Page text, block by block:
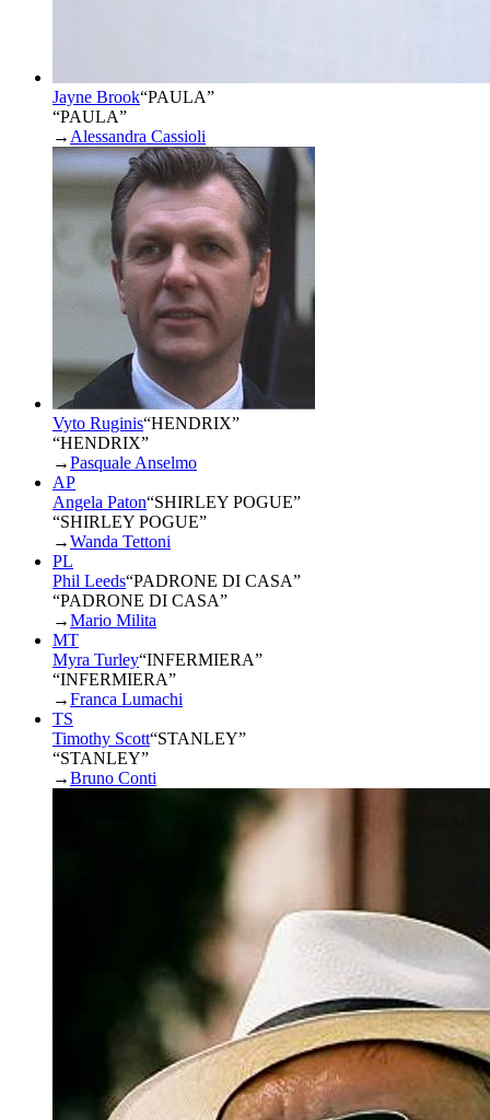
Jayne Brook“PAULA”
“PAULA”
→ Alessandra Cassioli
Vyto Ruginis“HENDRIX”
“HENDRIX”
→Pasquale Anselmo
AP
Angela Paton“SHIRLEY POGUE”
“SHIRLEY POGUE”
→Wanda Tettoni
PL
Phil Leeds“PADRONE DI CASA”
“PADRONE DI CASA”
→Mario Milita
MT
Myra Turley“INFERMIERA”
“INFERMIERA”
→Franca Lumachi
TS
Timothy Scott“STANLEY”
“STANLEY”
→Bruno Conti